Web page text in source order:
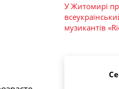
У Житомирі
музикантів